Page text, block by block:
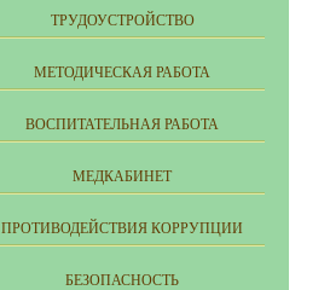
ТРУДОУСТРОЙСТВО
МЕТОДИЧЕСКАЯ РАБОТА
ВОСПИТАТЕЛЬНАЯ РАБОТА
МЕДКАБИНЕТ
ПРОТИВОДЕЙСТВИЯ КОРРУПЦИИ
БЕЗОПАСНОСТЬ